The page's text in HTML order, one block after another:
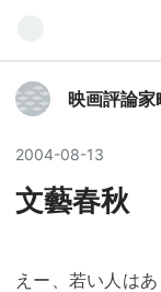
映画評論
2004-08-13
文藝春秋
えー、若い人は